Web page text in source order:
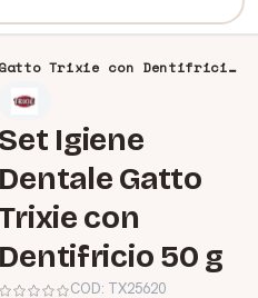
Set Igiene Dentale Gatto Trixie con Dentifricio 50 g
Set Igiene
Dentale Gatto
con
Dentifricio 50 g
COD: TX25620